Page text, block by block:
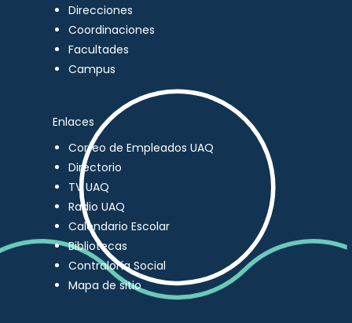
Direcciones
Coordinaciones
Facultades
Campus
Enlaces
Correo de Empleados UAQ
Directorio
TV UAQ
Radio UAQ
Calendario Escolar
Bibliotecas
Contraloría Social
Mapa de sitio